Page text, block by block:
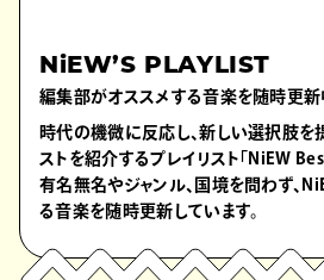
NiEW’S PLAYLIST
編集部がオススメする音楽を随時更新
時代の機微に反応し、新しい選択肢を
ストを紹介するプレイリスト「NiEW
有名無名やジャンル、国境を問わず、
る音楽を随時更新しています。